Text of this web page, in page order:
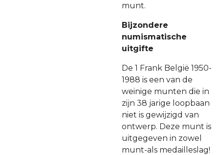
munt.
Bijzondere
numismatische
uitgifte
De 1 Frank België 1950-
1988 is een van de
weinige munten die in
zijn 38 jarige loopbaan
niet is gewijzigd van
ontwerp. Deze munt is
uitgegeven in zowel
munt-als medailleslag!